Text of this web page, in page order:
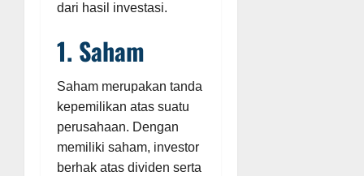
dari hasil investasi.
1. Saham
Saham merupakan tanda
kepemilikan atas suatu
perusahaan. Dengan
memiliki saham, investor
berhak atas dividen serta